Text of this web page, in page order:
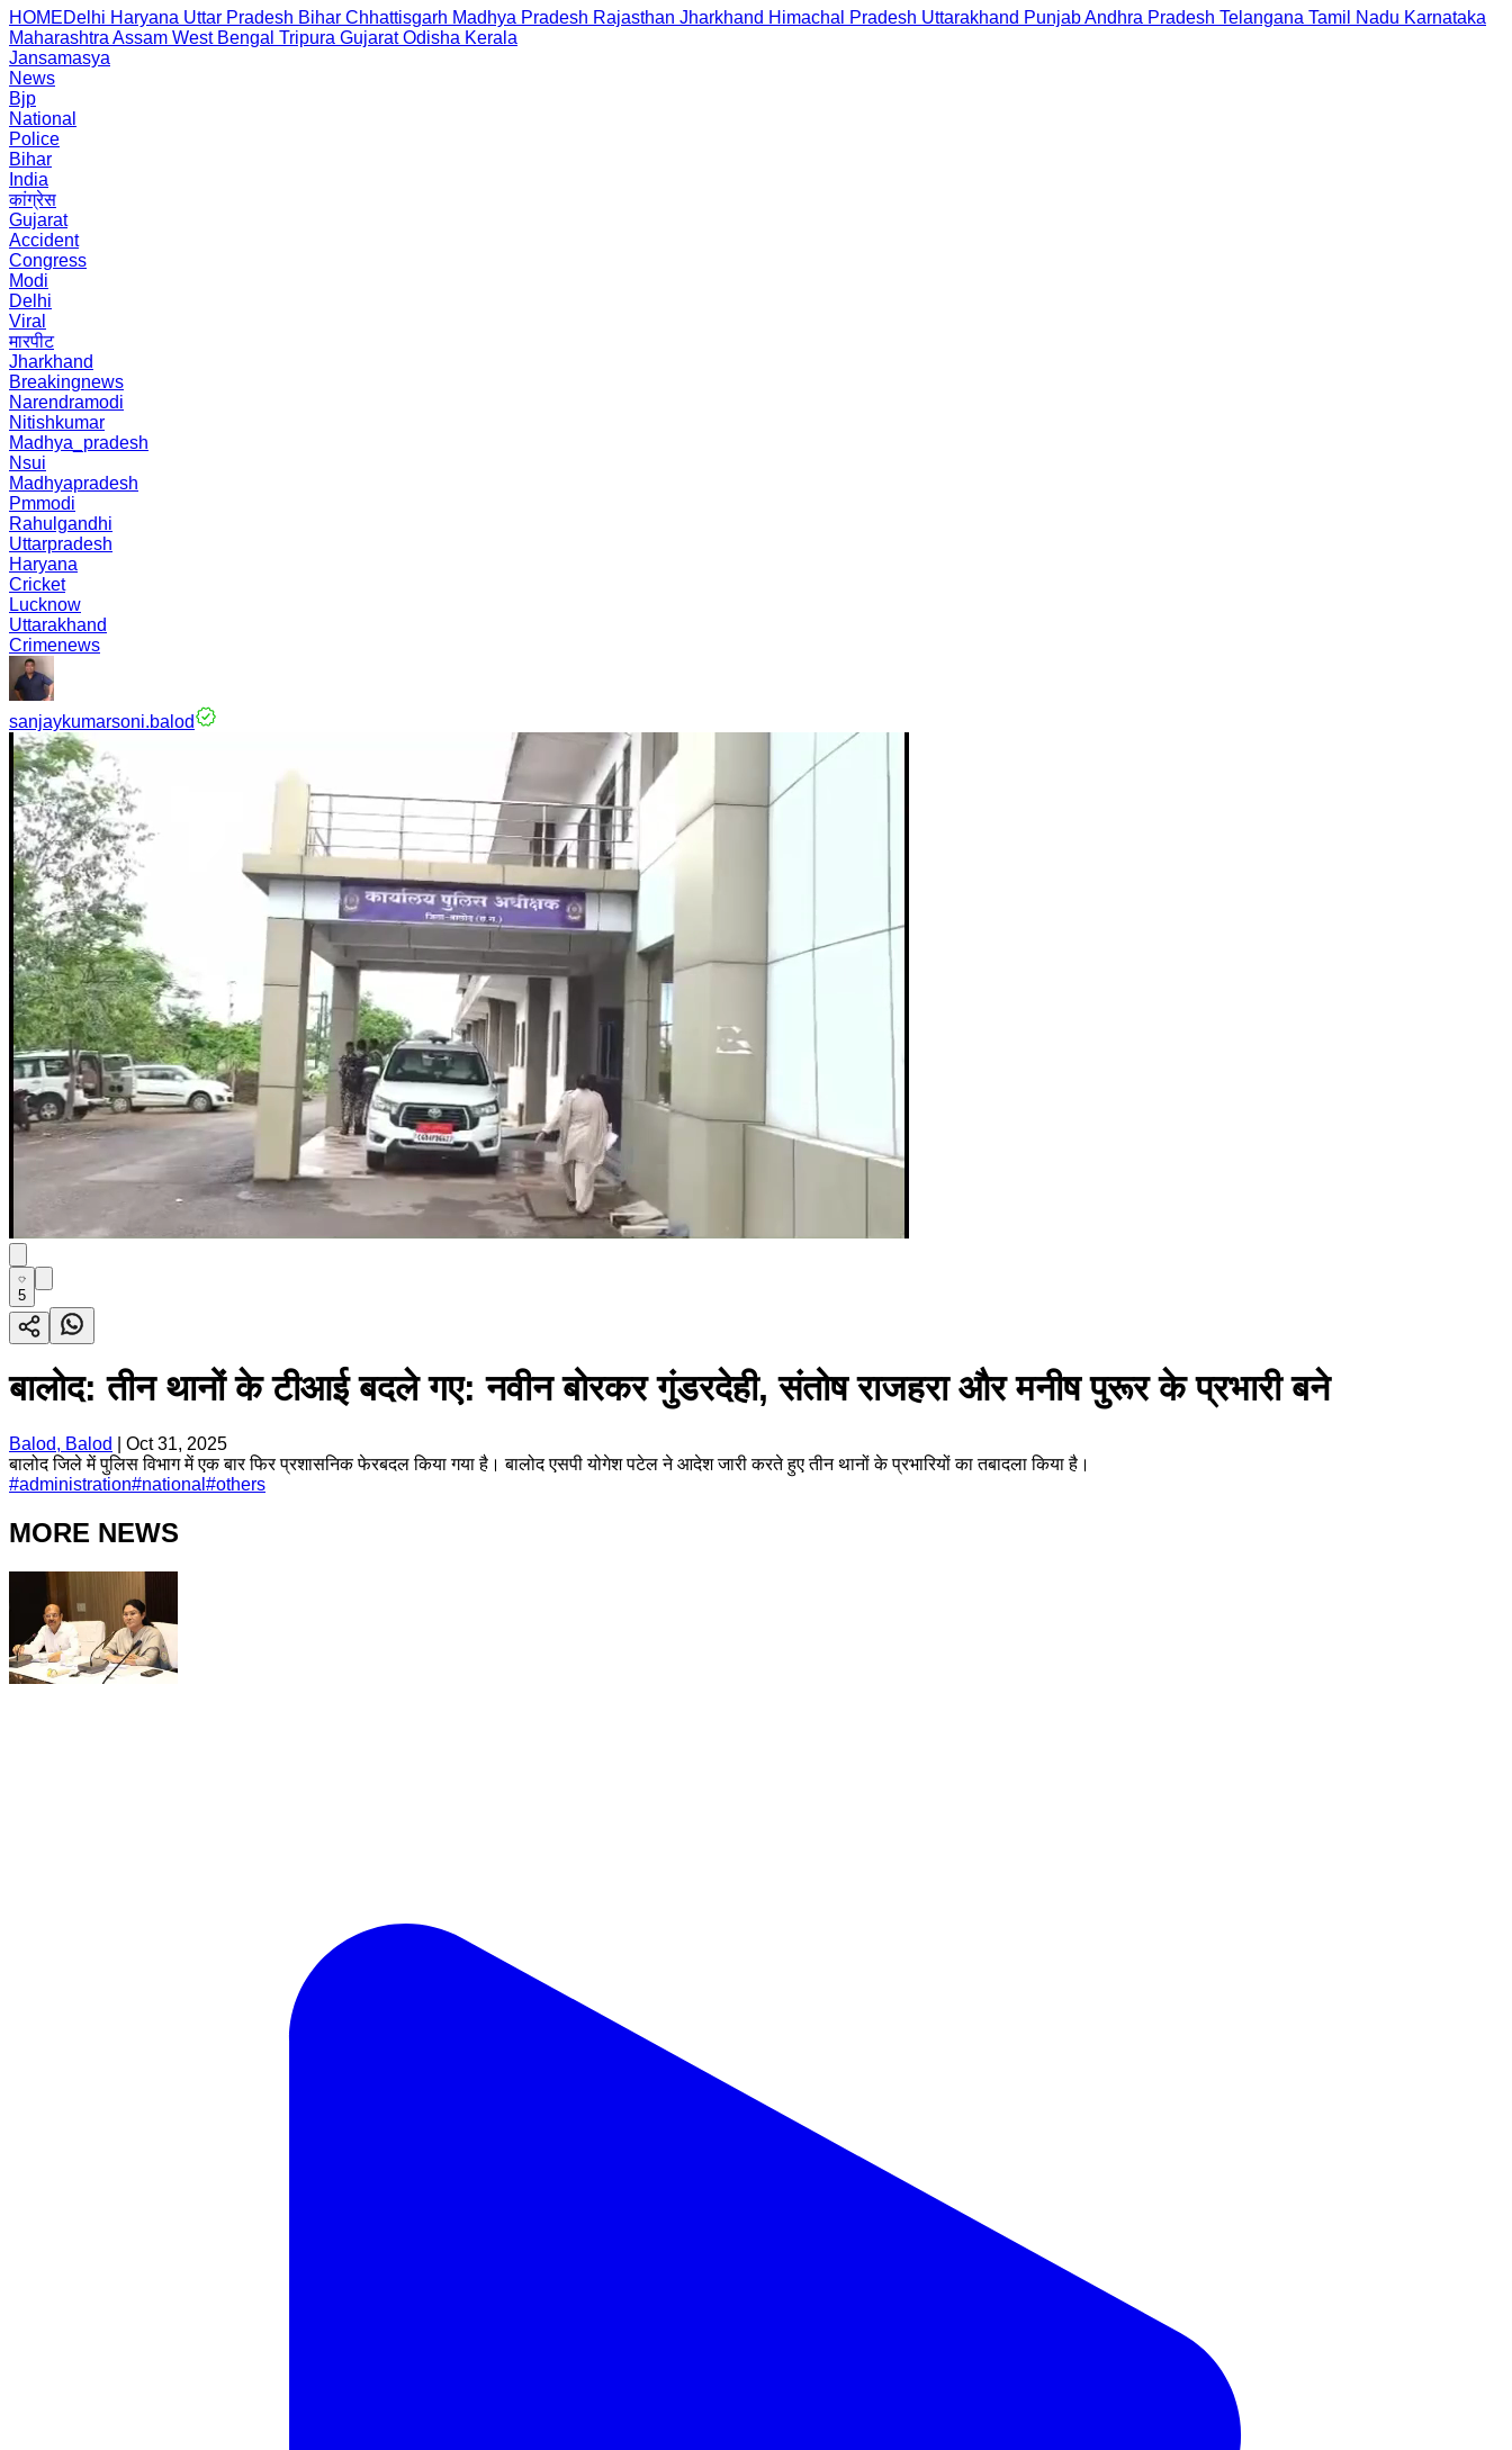
HOMEDelhi Haryana Uttar Pradesh Bihar Chhattisgarh Madhya Pradesh Rajasthan Jharkhand Himachal Pradesh Uttarakhand PunjabAndhra Pradesh Telangana Tamil Nadu Karnataka
Maharashtra Assam West Bengal Tripura Gujarat Odisha Kerala
Jansamasya
News
Bjp
National
Police
Bihar
India
कांग्रेस
Gujarat
Accident
Congress
Modi
Delhi
Viral
मारपीट
Jharkhand
Breakingnews
Narendramodi
Nitishkumar
Madhya_pradesh
Nsui
Madhyapradesh
Pmmodi
Rahulgandhi
Uttarpradesh
Haryana
Cricket
Lucknow
Uttarakhand
Crimenews
sanjaykumarsoni.balod
5
बालोद: तीन थानों के टीआई बदले गए: नवीन बोरकर गुंडरदेही, संतोष राजहरा और मनीष पुरूर के प्रभारी बने
Balod, Balod
Oct 31, 2025
बालोद जिले में पुलिस विभाग में एक बार फिर प्रशासनिक फेरबदल किया गया है। बालोद एसपी योगेश पटेल ने आदेश जारी करते हुए तीन थानों के प्रभारियों का तबादला किया है।
#administration#national #others
MORE NEWS